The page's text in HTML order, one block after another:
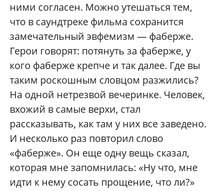
ними согласен. Можно утешаться тем,
что в саундтреке фильма сохранится
замечательный эвфемизм — фаберже.
Герои говорят: потянуть за фаберже, у
кого фаберже крепче и так далее. Где вы
таким роскошным словцом разжились?
На одной нетрезвой вечеринке. Человек,
вхожий в самые верхи, стал
рассказывать, как там у них все заведено.
И несколько раз повторил слово
«фаберже». Он еще одну вещь сказал,
которая мне запомнилась: «Ну что, мне
идти к нему сосать прощение, что ли?»